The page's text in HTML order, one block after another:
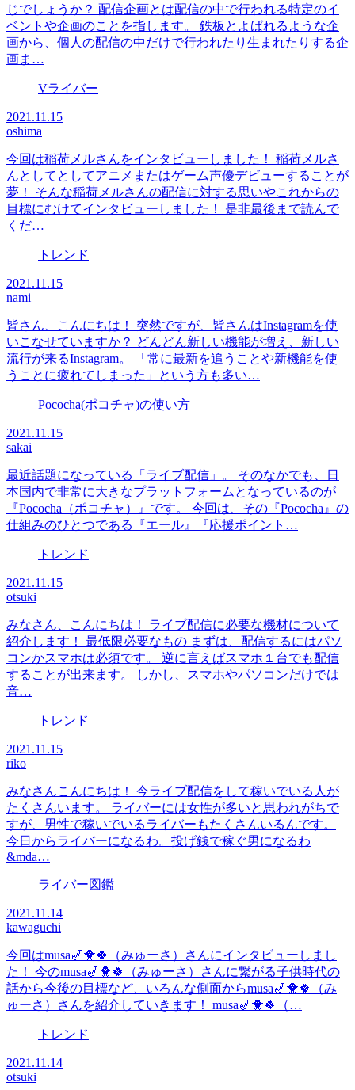
じでしょうか？ 配信企画とは配信の中で行われる特定のイ
ベントや企画のことを指します。 鉄板とよばれるような企
画から、個人の配信の中だけで行われたり生まれたりする企
画ま…
Vライバー
2021.11.15
oshima
今回は稲荷メルさんをインタビューしました！ 稲荷メルさ
んとしてとしてアニメまたはゲーム声優デビューすることが
夢！ そんな稲荷メルさんの配信に対する思いやこれからの
目標にむけてインタビューしました！ 是非最後まで読んで
くだ…
トレンド
2021.11.15
nami
皆さん、こんにちは！ 突然ですが、皆さんはInstagramを使
いこなせていますか？ どんどん新しい機能が増え、新しい
流行が来るInstagram。 「常に最新を追うことや新機能を使
うことに疲れてしまった」という方も多い…
Pococha(ポコチャ)の使い方
2021.11.15
sakai
最近話題になっている「ライブ配信」。 そのなかでも、日
本国内で非常に大きなプラットフォームとなっているのが
『Pococha（ポコチャ）』です。 今回は、その『Pococha』の
仕組みのひとつである『エール』『応援ポイント…
トレンド
2021.11.15
otsuki
みなさん、こんにちは！ ライブ配信に必要な機材について
紹介します！ 最低限必要なもの まずは、配信するにはパソ
コンかスマホは必須です。 逆に言えばスマホ１台でも配信
することが出来ます。 しかし、スマホやパソコンだけでは
音…
トレンド
2021.11.15
riko
みなさんこんにちは！ 今ライブ配信をして稼いでいる人が
たくさんいます。 ライバーには女性が多いと思われがちで
すが、男性で稼いでいるライバーもたくさんいるんです。
今日からライバーになるわ。投げ銭で稼ぐ男になるわ
&mda…
ライバー図鑑
2021.11.14
kawaguchi
今回はmusa🎷🐥🍀（みゅーさ）さんにインタビューしまし
た！ 今のmusa🎷🐥🍀（みゅーさ）さんに繋がる子供時代の
話から今後の目標など、いろんな側面からmusa🎷🐥🍀（み
ゅーさ）さんを紹介していきます！ musa🎷🐥🍀（…
トレンド
2021.11.14
otsuki